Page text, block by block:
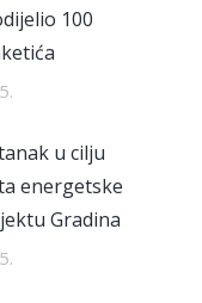
100
u cilju
energetske
Gradina